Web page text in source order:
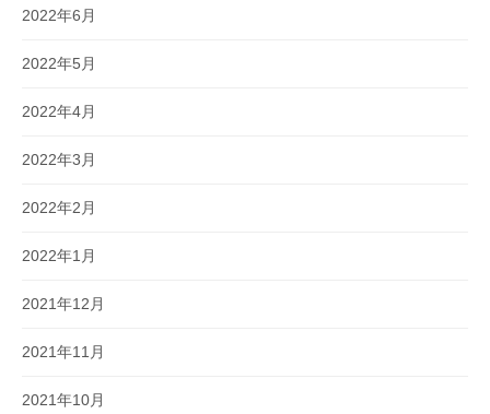
2022年6月
2022年5月
2022年4月
2022年3月
2022年2月
2022年1月
2021年12月
2021年11月
2021年10月